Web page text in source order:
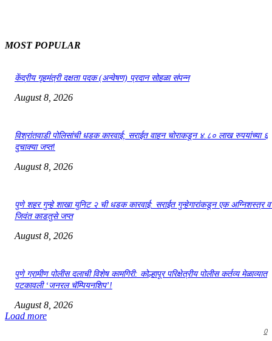
MOST POPULAR
केंद्रीय गृहमंत्री दक्षता पदक (अन्वेषण) प्रदान सोहळा संपन्न
August 8, 2026
विश्रांतवाडी पोलिसांची धडक कारवाई; सराईत वाहन चोराकडून ४.८० लाख रुपयांच्या ६
दुचाक्या जप्त!
August 8, 2026
पुणे शहर गुन्हे शाखा युनिट २ ची धडक कारवाई: सराईत गुन्हेगारांकडून एक अग्निशस्त्र व
जिवंत काडतुसे जप्त
August 8, 2026
पुणे ग्रामीण पोलीस दलाची विशेष कामगिरी: कोल्हापूर परिक्षेत्रीय पोलीस कर्तव्य मेळाव्यात
पटकावली ‘जनरल चॅम्पियनशिप’!
August 8, 2026
Load more
0